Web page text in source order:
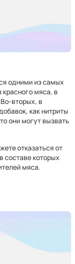
одними из самых
мяса, в
вторых, в
как нитриты
они могут вызвать
отказаться от
составе которых
мяса.